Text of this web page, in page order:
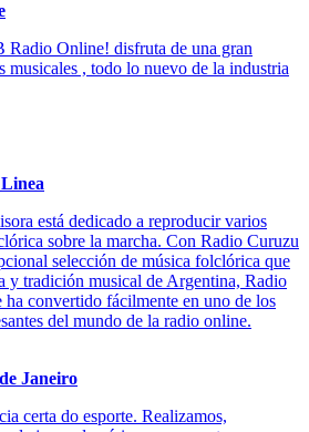
Radio Online! disfruta de una gran
musicales , todo lo nuevo de la industria
está dedicado a reproducir varios
sobre la marcha. Con Radio Curuzu
selección de música folclórica que
y tradición musical de Argentina, Radio
ha convertido fácilmente en uno de los
del mundo de la radio online.
Janeiro
certa do esporte. Realizamos,